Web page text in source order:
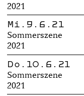
2021
Mi.9.6.21
Sommerszene
2021
Do.10.6.21
Sommerszene
2021